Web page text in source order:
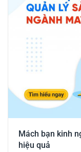
Mách bạn kinh
hiệu quả